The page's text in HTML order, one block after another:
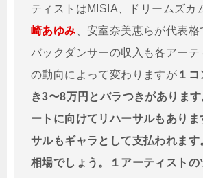
ティストはMISIA、ドリームズカ
崎あゆみ 、安室奈美恵らが代表格
バックダンサーの収入も各アーテ
の動向によって変わりますが １
き3〜8万円とバラつきがありま
ートに向けてリハーサルもありま
サルもギャラとして支払われま
相場でしょう。１アーティストの